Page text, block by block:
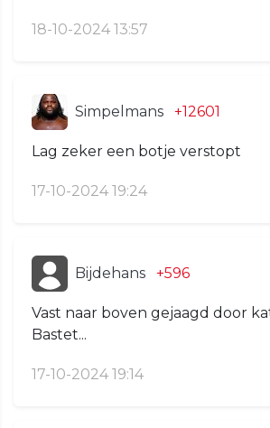
18-10-2024 13:57
Simpelmans +12601
Lag zeker een botje verstopt
17-10-2024 19:24
Bijdehans +596
Vast naar boven gejaagd door
Bastet...
17-10-2024 19:14